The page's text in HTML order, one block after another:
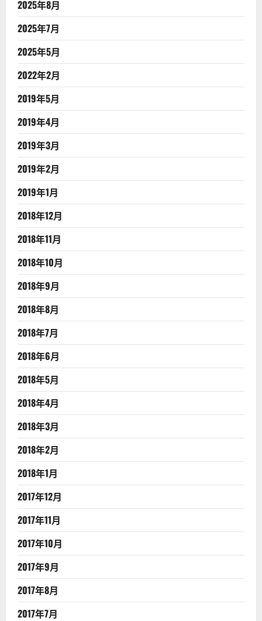
2025年8月
2025年7月
2025年5月
2022年2月
2019年5月
2019年4月
2019年3月
2019年2月
2019年1月
2018年12月
2018年11月
2018年10月
2018年9月
2018年8月
2018年7月
2018年6月
2018年5月
2018年4月
2018年3月
2018年2月
2018年1月
2017年12月
2017年11月
2017年10月
2017年9月
2017年8月
2017年7月